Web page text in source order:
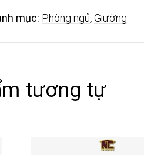
mục: Phòng ngủ,Giường
tương tự